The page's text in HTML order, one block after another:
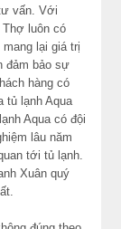
vấn. Với
Thợ luôn có
lại giá trị
đảm bảo sự
hàng có
tủ lạnh Aqua
Aqua có đội
lâu năm
tới tủ lạnh.
Xuân quý